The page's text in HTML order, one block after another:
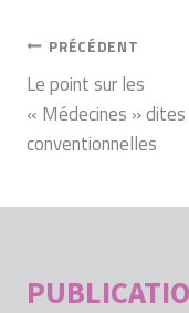
NAVIGATION
DE
L’ARTICLE
PRÉCÉDENT
Le point sur les
« Médecines » dites
conventionnelles